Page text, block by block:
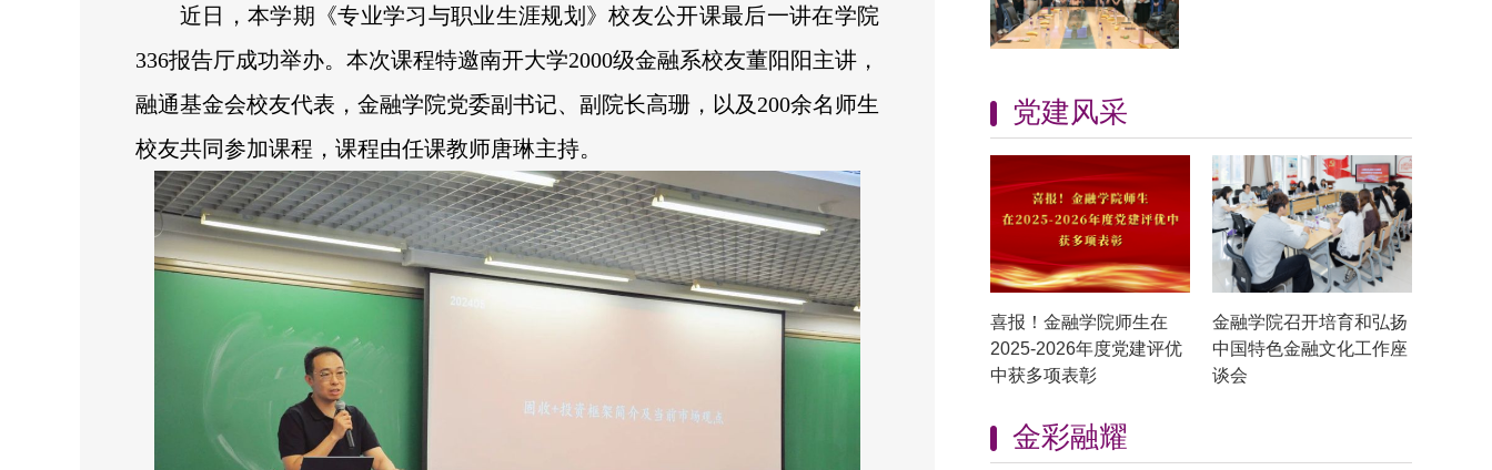
党建风采
喜报！金融学院师生在
2025-2026年度党建评优
中获多项表彰
金融学院召开培育和弘扬
中国特色金融文化工作座
谈会
金彩融耀
近日，本学期《专业学习与职业生涯规划》校友公开课最后一讲在学院
336报告厅成功举办。本次课程特邀南开大学2000级金融系校友董阳阳主讲，
融通基金会校友代表，金融学院党委副书记、副院长高珊，以及200余名师生
校友共同参加课程，课程由任课教师唐琳主持。